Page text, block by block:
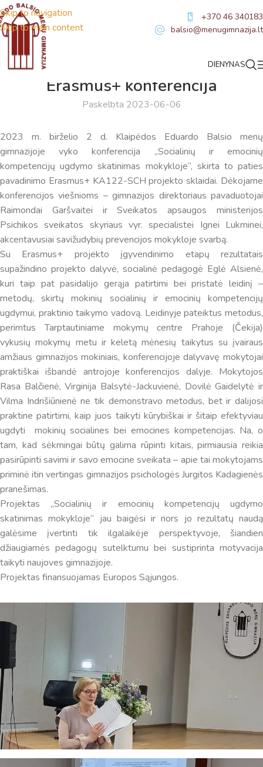
Skip to navigation
Skip to main content
+370 46 340183
balsio@menugimnazija.lt
DIENYNAS
Erasmus+ konferencija
Paskelbta 2023-06-06
2023 m. birželio 2 d. Klaipėdos Eduardo Balsio menų
gimnazijoje vyko konferencija „Socialinių ir emocinių
kompetencijų ugdymo skatinimas mokykloje“, skirta to paties
pavadinimo Erasmus+ KA122-SCH projekto sklaidai. Dėkojame
konferencijos viešnioms – gimnazijos direktoriaus pavaduotojai
Raimondai Garšvaitei ir Sveikatos apsaugos ministerijos
Psichikos sveikatos skyriaus vyr. specialistei Ignei Lukminei,
akcentavusiai savižudybių prevencijos mokykloje svarbą.
Su Erasmus+ projekto įgyvendinimo etapų rezultatais
supažindino projekto dalyvė, socialinė pedagogė Eglė Alsienė,
kuri taip pat pasidalijo gerąja patirtimi bei pristatė leidinį –
metodų, skirtų mokinių socialinių ir emocinių kompetencijų
ugdymui, praktinio taikymo vadovą. Leidinyje pateiktus metodus,
perimtus Tarptautiniame mokymų centre Prahoje (Čekija)
vykusių mokymų metu ir keletą mėnesių taikytus su įvairaus
amžiaus gimnazijos mokiniais, konferencijoje dalyvavę mokytojai
praktiškai išbandė antrojoje konferencijos dalyje. Mokytojos
Rasa Balčienė, Virginija Balsytė-Jackuvienė, Dovilė Gaidelytė ir
Vilma Indrišiūnienė ne tik demonstravo metodus, bet ir dalijosi
praktine patirtimi, kaip juos taikyti kūrybiškai ir šitaip efektyviau
ugdyti mokinių socialines bei emocines kompetencijas. Na, o
tam, kad sėkmingai būtų galima rūpinti kitais, pirmiausia reikia
pasirūpinti savimi ir savo emocine sveikata – apie tai mokytojams
priminė itin vertingas gimnazijos psichologės Jurgitos Kadagienės
pranešimas.
Projektas „Socialinių ir emocinių kompetencijų ugdymo
skatinimas mokykloje“ jau baigėsi ir nors jo rezultatų naudą
galėsime įvertinti tik ilgalaikėje perspektyvoje, šiandien
džiaugiamės pedagogų sutelktumu bei sustiprinta motyvacija
taikyti naujoves gimnazijoje.
Projektas finansuojamas Europos Sąjungos.
Sveiki! Taip, aš esu virtualus. Tačiau dirbtinis intelektas
suteikia man galimybę ne tik analizuoti Jūsų klausimą, bet
dar tobulai atsimenu visą šioje svetainėje pateiktą
informaciją. Jei visgi man pritrūks išmanumo - pateiksiu
Jums reikiamus kontaktus, kur galėsite pasiklausti
atsakingo specialisto.
Taigi... kuo galėčiau Jums padėti?